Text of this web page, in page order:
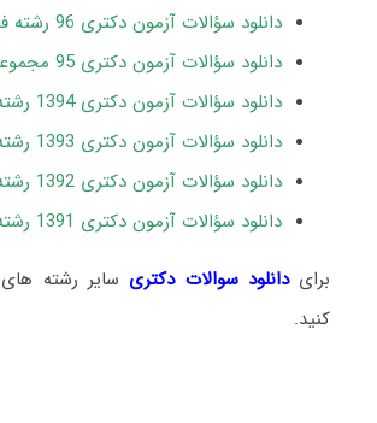
دانلود سؤالات آزمون دکتری 96 رشته فلسفه
دانلود سؤالات آزمون دکتری 95 مجموعه فلسفه
دانلود سؤالات آزمون دکتری 1394 رشته فلسفه
دانلود سؤالات آزمون دکتری 1393 رشته فلسفه
دانلود سؤالات آزمون دکتری 1392 رشته فلسفه
دانلود سؤالات آزمون دکتری 1391 رشته فلسفه
برایدانلود سوالات دکتری سایر رشته
کنید.